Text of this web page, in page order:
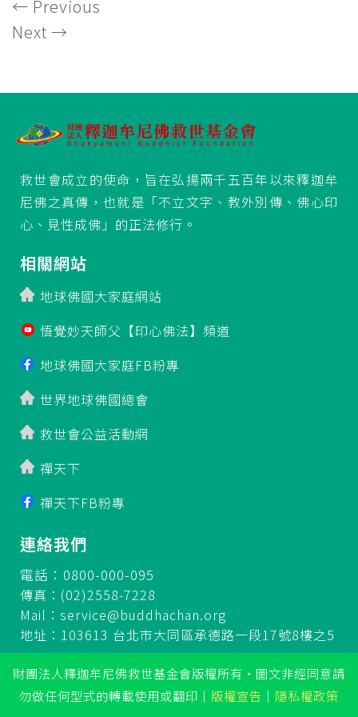
← Previous
Next →
救世會成立的使命，旨在弘揚兩千五百年以來釋迦牟
尼佛之真傳，也就是「不立文字、教外別傳、佛心印
心、見性成佛」的正法修行。
相關網站
地球佛國大家庭網站
悟覺妙天師父【印心佛法】頻道
地球佛國大家庭FB粉專
世界地球佛國總會
救世會公益活動網
禪天下
禪天下FB粉專
連絡我們
電話：0800-000-095
傳真：(02)2558-7228
Mail： service@buddhachan.org
地址：103613 台北市大同區承德路一段17號8樓之5
財團法人釋迦牟尼佛救世基金會版權所有‧圖文非經同意請
勿做任何型式的轉載使用或翻印 ｜ 版權宣告 ｜ 隱私權政策